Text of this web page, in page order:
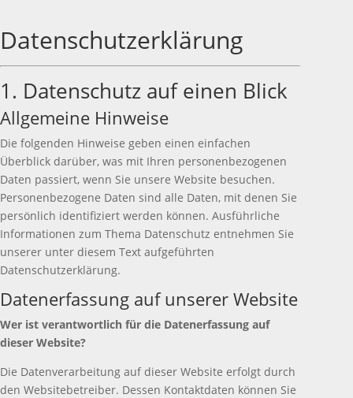
Datenschutzerklärung
1. Datenschutz auf einen Blick
Allgemeine Hinweise
Die folgenden Hinweise geben einen einfachen
Überblick darüber, was mit Ihren personenbezogenen
Daten passiert, wenn Sie unsere Website besuchen.
Personenbezogene Daten sind alle Daten, mit denen Sie
persönlich identifiziert werden können. Ausführliche
Informationen zum Thema Datenschutz entnehmen Sie
unserer unter diesem Text aufgeführten
Datenschutzerklärung.
Datenerfassung auf unserer Website
Wer ist verantwortlich für die Datenerfassung auf
dieser Website?
Die Datenverarbeitung auf dieser Website erfolgt durch
den Websitebetreiber. Dessen Kontaktdaten können Sie